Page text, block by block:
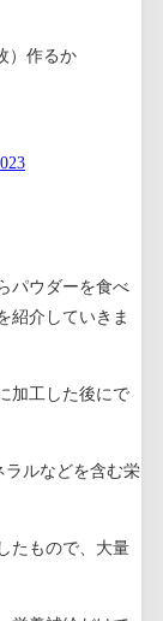
）作るか
パウダーを食べ
紹介していきま
加工した後にで
ラルなどを含む栄
たもので、大量